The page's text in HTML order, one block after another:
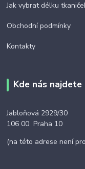
Jak vybrat délku
Obchodní podmínky
Kontakty
Kde nás najdete
Jabloňová 2929/30
106 00 Praha 10
(na této adrese není